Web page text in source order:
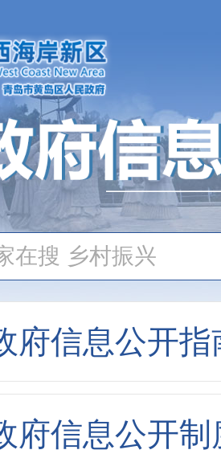
府信息公开指
府信息公开制